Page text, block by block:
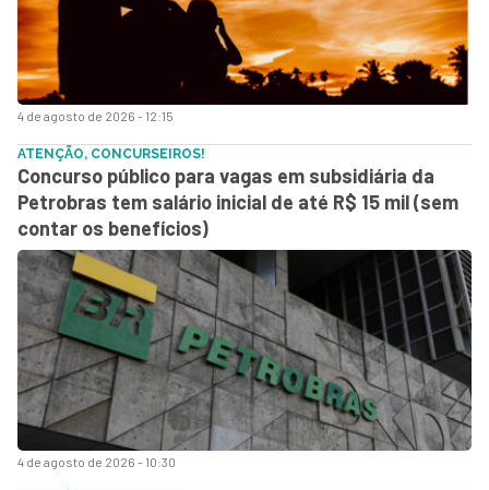
4 de agosto de 2026 - 12:15
4 de agosto de 2026 - 10:30
ATENÇÃO, CONCURSEIROS!
Concurso público para vagas em subsidiária da
Petrobras tem salário inicial de até R$ 15 mil (sem
contar os benefícios)